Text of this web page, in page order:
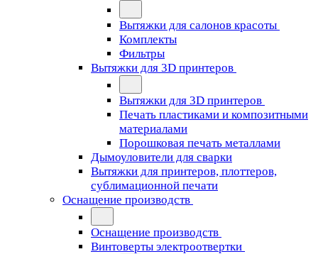
Вытяжки для салонов красоты
Комплекты
Фильтры
Вытяжки для 3D принтеров
Вытяжки для 3D принтеров
Печать пластиками и композитными
материалами
Порошковая печать металлами
Дымоуловители для сварки
Вытяжки для принтеров, плоттеров,
сублимационной печати
Оснащение производств
Оснащение производств
Винтоверты электроотвертки